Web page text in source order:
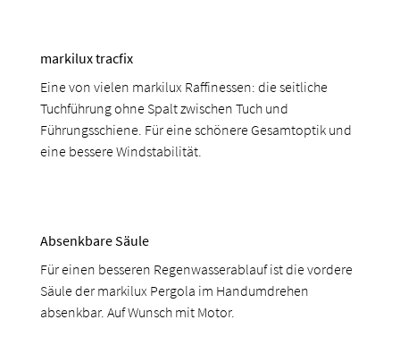
markilux tracfix
Eine von vielen markilux Raffinessen: die seitliche
Tuchführung ohne Spalt zwischen Tuch und
Führungsschiene. Für eine schönere Gesamtoptik und
eine bessere Windstabilität.
Absenkbare Säule
Für einen besseren Regenwasserablauf ist die vordere
Säule der markilux Pergola im Handumdrehen
absenkbar. Auf Wunsch mit Motor.